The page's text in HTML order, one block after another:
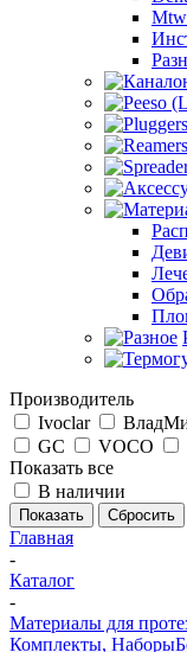
Производитель
Ivoclar
GC
VOCO
Показать все
В наличии
Сбросить
Главная
-
Каталог
-
Материалы для
Комплекты, Наборы